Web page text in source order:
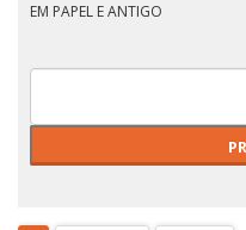
EM PAPEL E ANTIGO